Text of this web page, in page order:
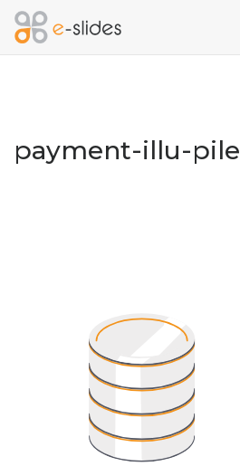
payment-illu-pile